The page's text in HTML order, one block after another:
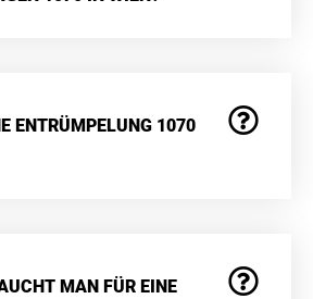
ENTRÜMPELUNG 1070
MAN FÜR EINE